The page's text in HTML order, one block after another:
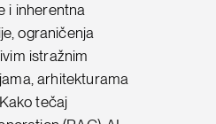
i inherentna
ograničenja
istražnim
arhitekturama
tečaj